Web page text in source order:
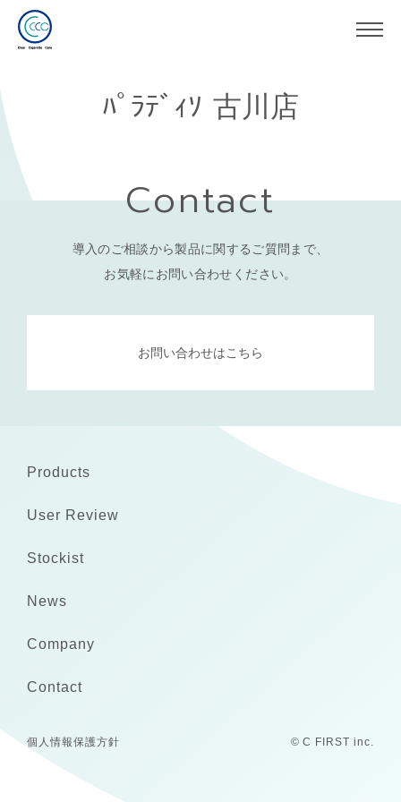
ﾊﾟﾗﾃﾞｨｿ 古川店
Contact
導入のご相談から製品に関するご質問まで、
お気軽にお問い合わせください。
お問い合わせはこちら
Products
User Review
Stockist
News
Company
Contact
個人情報保護方針 © C FIRST inc.